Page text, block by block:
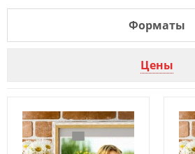
Форматы
Цены